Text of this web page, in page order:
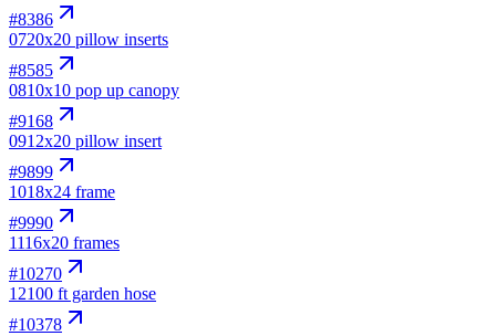
#8386
0720x20 pillow inserts
#8585
0810x10 pop up canopy
#9168
0912x20 pillow insert
#9899
1018x24 frame
#9990
1116x20 frames
#10270
12100 ft garden hose
#10378